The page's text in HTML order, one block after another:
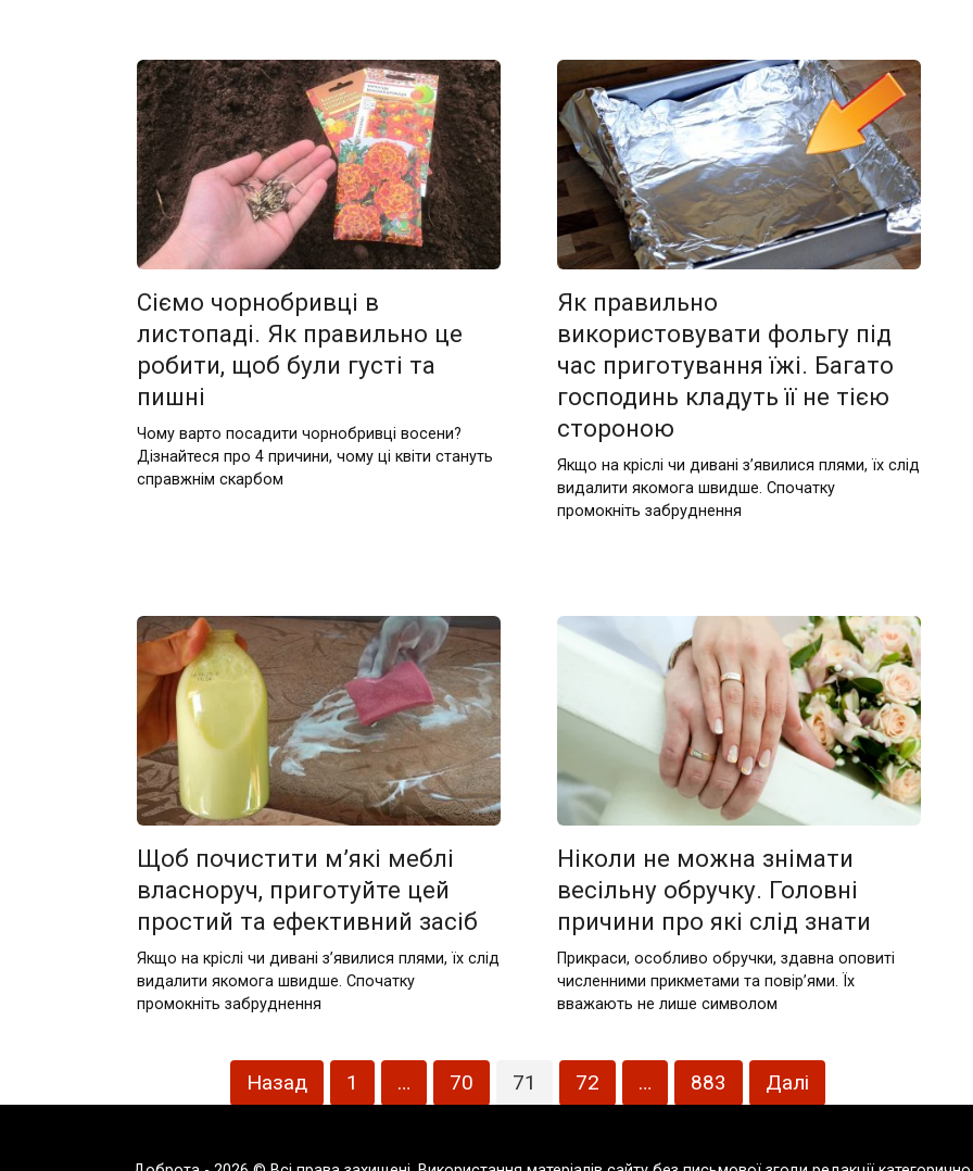
Сіємо чорнобривці в
листопаді. Як правильно це
робити, щоб були густі та
пишні
Чому варто посадити чорнобривці восени?
Дізнайтеся про 4 причини, чому ці квіти стануть
справжнім скарбом
Як правильно
використовувати фольгу під
час приготування їжі. Багато
господинь кладуть її не тією
стороною
Якщо на кріслі чи дивані з’явилися плями, їх слід
видалити якомога швидше. Спочатку
промокніть забруднення
Щоб почистити м’які меблі
власноруч, приготуйте цей
простий та ефективний засіб
Якщо на кріслі чи дивані з’явилися плями, їх слід
видалити якомога швидше. Спочатку
промокніть забруднення
Ніколи не можна знімати
весільну обручку. Головні
причини про які слід знати
Прикраси, особливо обручки, здавна оповиті
численними прикметами та повір’ями. Їх
вважають не лише символом
Назад 1 … 70 71 72 … 883 Далі